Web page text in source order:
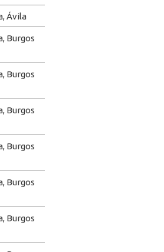
Ávila
Burgos
Burgos
Burgos
Burgos
Burgos
Burgos